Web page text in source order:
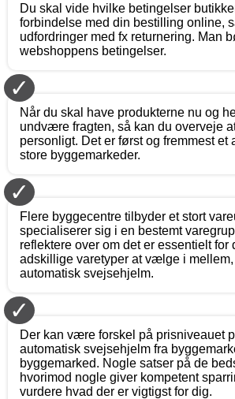
Du skal vide hvilke betingelser
forbindelse med din bestilling online,
udfordringer med fx returnering. Man
webshoppens betingelser.
✓
Når du skal have produkterne nu og
undvære fragten, så kan du overveje
personligt. Det er først og fremmest et
store byggemarkeder.
✓
Flere byggecentre tilbyder et stort
specialiserer sig i en bestemt
reflektere over om det er essentielt for
adskillige varetyper at vælge i
automatisk svejsehjelm.
✓
Der kan være forskel på prisniveauet
automatisk svejsehjelm fra
byggemarked. Nogle satser på de
hvorimod nogle giver kompetent
vurdere hvad der er vigtigst for dig.